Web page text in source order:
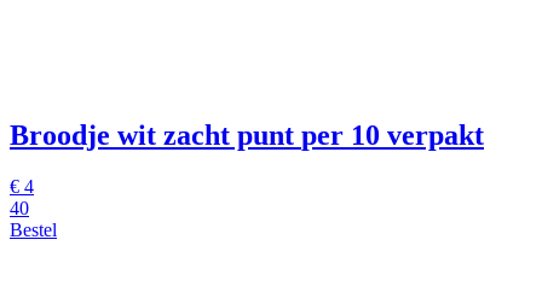
Broodje wit zacht punt per 10 verpakt
€ 4
40
Bestel